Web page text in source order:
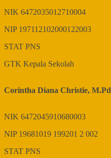
NIK 6472035012710004
NIP 197112102000122003
STAT PNS
GTK Kepala Sekolah
Corintha Diana Christie, M.Pd
NIK 6472045910680003
NIP 19681019 199201 2 002
STAT PNS